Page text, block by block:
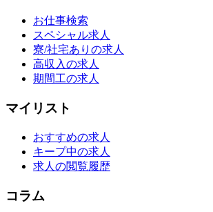
お仕事検索
スペシャル求人
寮/社宅ありの求人
高収入の求人
期間工の求人
マイリスト
おすすめの求人
キープ中の求人
求人の閲覧履歴
コラム